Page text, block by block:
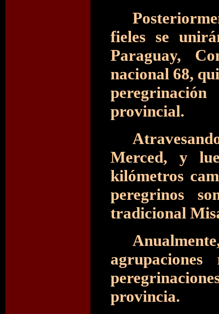
fieles se
Paraguay,
nacional 68,
provincial.
Merced, y
kilómetros
peregrinos
tradicional
provincia.